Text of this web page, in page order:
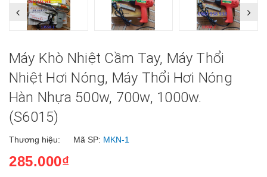
Máy Khò Nhiệt Cầm Tay, Máy Thổi
Nhiệt Hơi Nóng, Máy Thổi Hơi Nóng
Hàn Nhựa 500w, 700w, 1000w.
(S6015)
Thương hiệu: Mã SP: MKN-1
285.000₫